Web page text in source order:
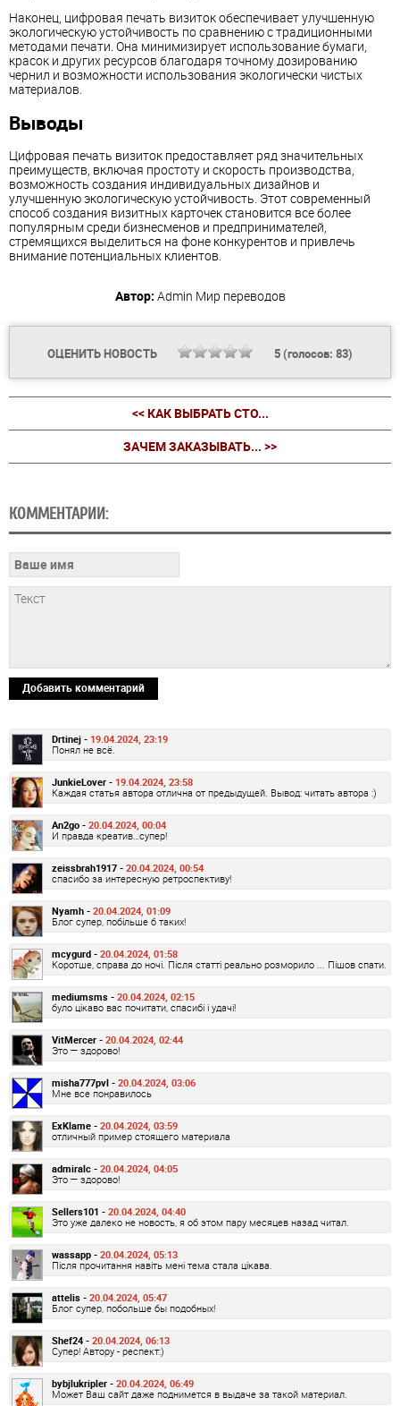
Наконец, цифровая печать визиток обеспечивает улучшенную
экологическую устойчивость по сравнению с традиционными
методами печати. Она минимизирует использование бумаги,
красок и других ресурсов благодаря точному дозированию
чернил и возможности использования экологически чистых
материалов.
Выводы
Цифровая печать визиток предоставляет ряд значительных
преимуществ, включая простоту и скорость производства,
возможность создания индивидуальных дизайнов и
улучшенную экологическую устойчивость. Этот современный
способ создания визитных карточек становится все более
популярным среди бизнесменов и предпринимателей,
стремящихся выделиться на фоне конкурентов и привлечь
внимание потенциальных клиентов.
Автор: Admin Мир переводов
ОЦЕНИТЬ НОВОСТЬ 5(голосов: 83)
<< КАК ВЫБРАТЬ СТО...
ЗАЧЕМ ЗАКАЗЫВАТЬ... >>
КОММЕНТАРИИ:
Добавить комментарий
Drtinej - 19.04.2024, 23:19
Понял не всё.
JunkieLover - 19.04.2024, 23:58
Каждая статья автора отлична от предыдущей. Вывод: читать автора :)
An2go - 20.04.2024, 00:04
И правда креатив…супер!
zeissbrah1917 - 20.04.2024, 00:54
спасибо за интересную ретроспективу!
Nyamh - 20.04.2024, 01:09
Блог супер, побільше б таких!
mcygurd - 20.04.2024, 01:58
Коротше, справа до ночі. Після статті реально розморило ... Пішов спати.
mediumsms - 20.04.2024, 02:15
було цікаво вас почитати, спасибі і удачі!
VitMercer - 20.04.2024, 02:44
Это — здорово!
misha777pvl - 20.04.2024, 03:06
Мне все понравилось
ExKlame - 20.04.2024, 03:59
отличный пример стоящего материала
admiralc - 20.04.2024, 04:05
Это — здорово!
Sellers101 - 20.04.2024, 04:40
Это уже далеко не новость, я об этом пару месяцев назад читал.
wassapp - 20.04.2024, 05:13
Після прочитання навіть мені тема стала цікава.
attelis - 20.04.2024, 05:47
Блог супер, побольше бы подобных!
Shef24 - 20.04.2024, 06:13
Супер! Автору - респект:)
bybjlukripler - 20.04.2024, 06:49
Может Ваш сайт даже поднимется в выдаче за такой материал.